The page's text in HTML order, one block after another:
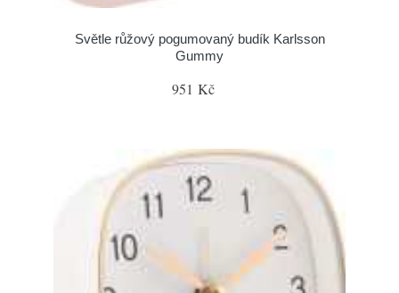
Světle růžový pogumovaný budík Karlsson
Gummy
951 Kč